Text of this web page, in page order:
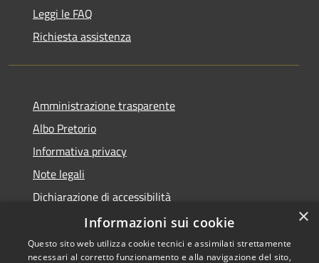
Leggi le FAQ
Richiesta assistenza
Amministrazione trasparente
Albo Pretorio
Informativa privacy
Note legali
Dichiarazione di accessibilità
Piano miglioramento sito
×
Informazioni sui cookie
Questo sito web utilizza cookie tecnici e assimilati strettamente
necessari al corretto funzionamento e alla navigazione del sito,